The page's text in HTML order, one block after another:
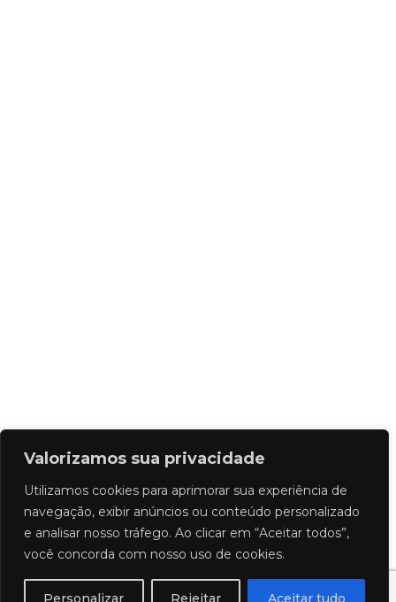
Valorizamos sua privacidade
Utilizamos cookies para aprimorar sua experiência de
navegação, exibir anúncios ou conteúdo personalizado
e analisar nosso tráfego. Ao clicar em “Aceitar todos”,
você concorda com nosso uso de cookies.
Personalizar Rejeitar Aceitar tudo